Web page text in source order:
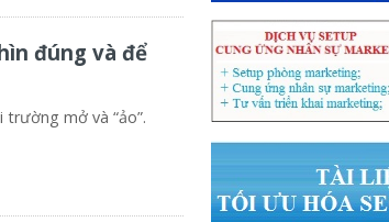
đúng và để
mở và “ảo”.